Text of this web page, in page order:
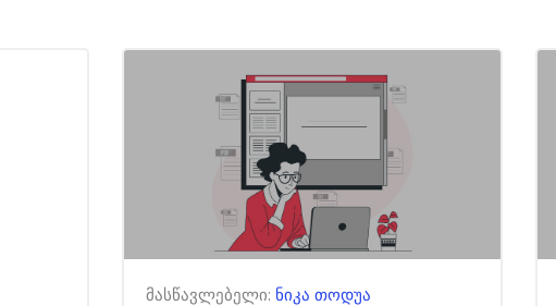
მასწავლებელი: ნიკა თოდუა